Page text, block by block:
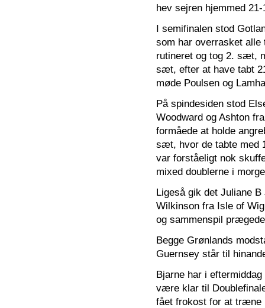
hev sejren hjemmed 21-
I semifinalen stod
som har overrasket alle
rutineret og tog 2. sæt,
sæt, efter at have tabt
møde Poulsen og
På spindesiden stod
Woodward og Ashton
formåede at holde
sæt, hvor de tabte med
var forståeligt nok
mixed doublerne i
Ligeså gik det Juliane
Wilkinson fra Isle of
og sammenspil
Begge Grønlands
Guernsey står til
Bjarne har i
være klar til
fået frokost for at træne